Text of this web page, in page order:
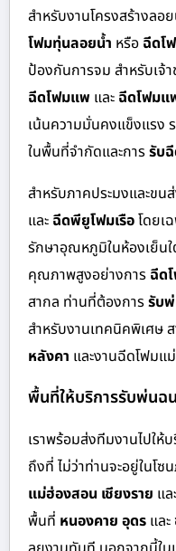
สำหรับงานโครงสร้างลอ
โฟมทุ่นลอยน้ำ หรือ ฉีดโ
ป้องกันการจม สำหรับเจ้
ฉีดโฟมแพ และ ฉีดโฟมแ
เน้นความมั่นคงแข็งแรง
ในพื้นที่จำกัดและการรับ
สำหรับภาคประมงและขน
และ ฉีดพียูโฟมเรือโดยเ
รักษาอุณหภูมิในห้องเย็น
คุณภาพสูงอย่างการ ฉีด
สากล ท่านที่ต้องการรับ
สำหรับงานเทคนิคพิเศษ
หลังคา และงานฉีดโฟม
พื้นที่ให้บริการรับพ่นฉ
เราพร้อมส่งทีมงานไปให้
ถึงที่ ไม่ว่าท่านจะอยู่ในโซ
แม่ฮ่องสอน เชียงราย แล
พื้นที่ หนองคาย อุดร และ